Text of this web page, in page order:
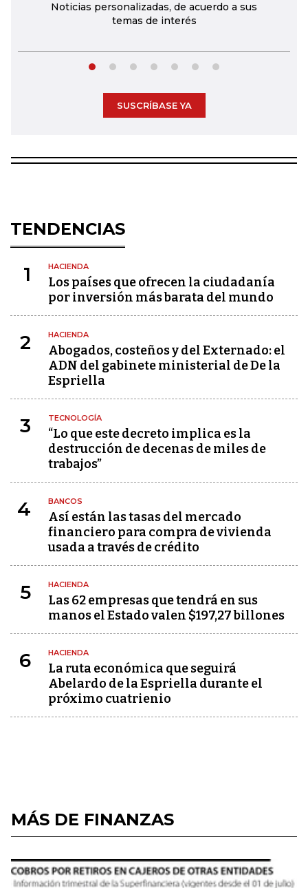
Noticias personalizadas, de acuerdo a sus
temas de interés
SUSCRÍBASE YA
TENDENCIAS
1 HACIENDA
Los países que ofrecen la ciudadanía
por inversión más barata del mundo
2 HACIENDA
Abogados, costeños y del Externado: el
ADN del gabinete ministerial de De la
Espriella
3 TECNOLOGÍA
“Lo que este decreto implica es la
destrucción de decenas de miles de
trabajos”
4 BANCOS
Así están las tasas del mercado
financiero para compra de vivienda
usada a través de crédito
5 HACIENDA
Las 62 empresas que tendrá en sus
manos el Estado valen $197,27 billones
6 HACIENDA
La ruta económica que seguirá
Abelardo de la Espriella durante el
próximo cuatrienio
MÁS DE FINANZAS